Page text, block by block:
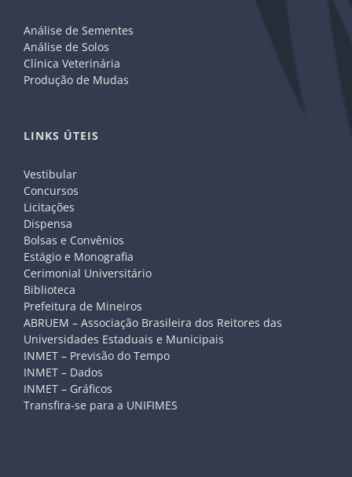
Análise de Sementes
Análise de Solos
Clínica Veterinária
Produção de Mudas
LINKS ÚTEIS
Vestibular
Concursos
Licitações
Dispensa
Bolsas e Convênios
Estágio e Monografia
Cerimonial Universitário
Biblioteca
Prefeitura de Mineiros
ABRUEM – Associação Brasileira dos Reitores das
Universidades Estaduais e Municipais
INMET – Previsão do Tempo
INMET – Dados
INMET – Gráficos
Transfira-se para a UNIFIMES